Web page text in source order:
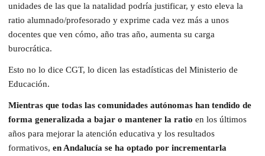
unidades de las que la natalidad podría justificar, y esto eleva la
ratio alumnado/profesorado y exprime cada vez más a unos
docentes que ven cómo, año tras año, aumenta su carga
burocrática.
Esto no lo dice CGT, lo dicen las estadísticas del Ministerio de
Educación.
Mientras que todas las comunidades autónomas han tendido de
forma generalizada a bajar o mantener la ratio en los últimos
años para mejorar la atención educativa y los resultados
formativos, en Andalucía se ha optado por incrementarla